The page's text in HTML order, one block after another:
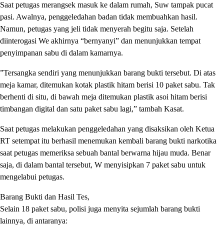
​Saat petugas merangsek masuk ke dalam rumah, Suw tampak pucat
pasi. Awalnya, penggeledahan badan tidak membuahkan hasil.
Namun, petugas yang jeli tidak menyerah begitu saja. Setelah
diinterogasi We akhirnya “bernyanyi” dan menunjukkan tempat
penyimpanan sabu di dalam kamarnya.
​”Tersangka sendiri yang menunjukkan barang bukti tersebut. Di atas
meja kamar, ditemukan kotak plastik hitam berisi 10 paket sabu. Tak
berhenti di situ, di bawah meja ditemukan plastik asoi hitam berisi
timbangan digital dan satu paket sabu lagi,” tambah Kasat.
​Saat petugas melakukan penggeledahan yang disaksikan oleh Ketua
RT setempat itu berhasil menemukan kembali barang bukti narkotika
saat petugas memeriksa sebuah bantal berwarna hijau muda. Benar
saja, di dalam bantal tersebut, W menyisipkan 7 paket sabu untuk
mengelabui petugas.
​Barang Bukti dan Hasil Tes,
​Selain 18 paket sabu, polisi juga menyita sejumlah barang bukti
lainnya, di antaranya: